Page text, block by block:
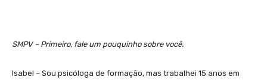
SMPV – Primeiro, fale um pouquinho sobre você.
Isabel – Sou psicóloga de formação, mas trabalhei 15 anos em